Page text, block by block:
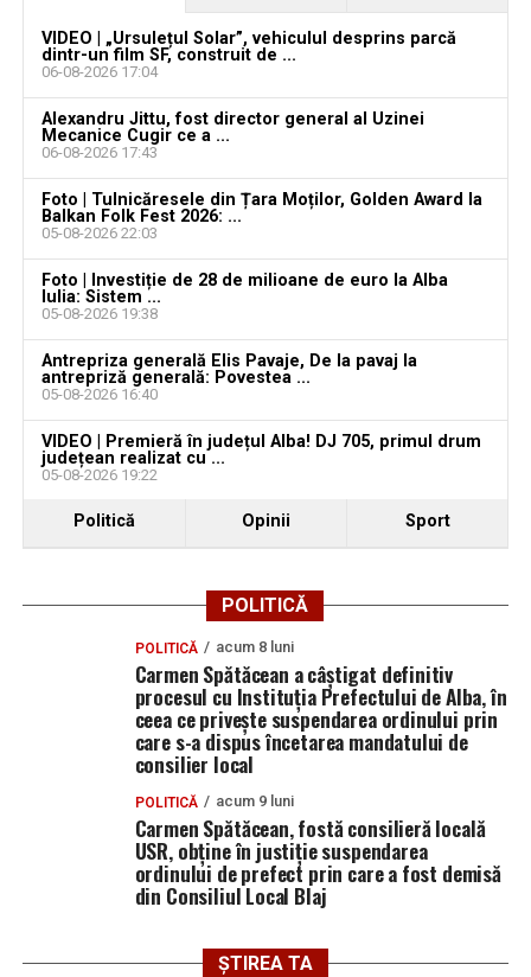
VIDEO | „Ursulețul Solar”, vehiculul desprins parcă
dintr-un film SF, construit de ...
06-08-2026 17:04
Alexandru Jittu, fost director general al Uzinei
Mecanice Cugir ce a ...
06-08-2026 17:43
Foto | Tulnicăresele din Țara Moților, Golden Award la
Balkan Folk Fest 2026: ...
05-08-2026 22:03
Foto | Investiție de 28 de milioane de euro la Alba
Iulia: Sistem ...
05-08-2026 19:38
Antrepriza generală Elis Pavaje, De la pavaj la
antrepriză generală: Povestea ...
05-08-2026 16:40
VIDEO | Premieră în județul Alba! DJ 705, primul drum
județean realizat cu ...
05-08-2026 19:22
Politică Opinii Sport
POLITICĂ
POLITICĂ acum 8 luni
Carmen Spătăcean a câștigat definitiv
procesul cu Instituția Prefectului de Alba, în
ceea ce privește suspendarea ordinului prin
care s-a dispus încetarea mandatului de
consilier local
POLITICĂ acum 9 luni
Carmen Spătăcean, fostă consilieră locală
USR, obține în justiție suspendarea
ordinului de prefect prin care a fost demisă
din Consiliul Local Blaj
ȘTIREA TA